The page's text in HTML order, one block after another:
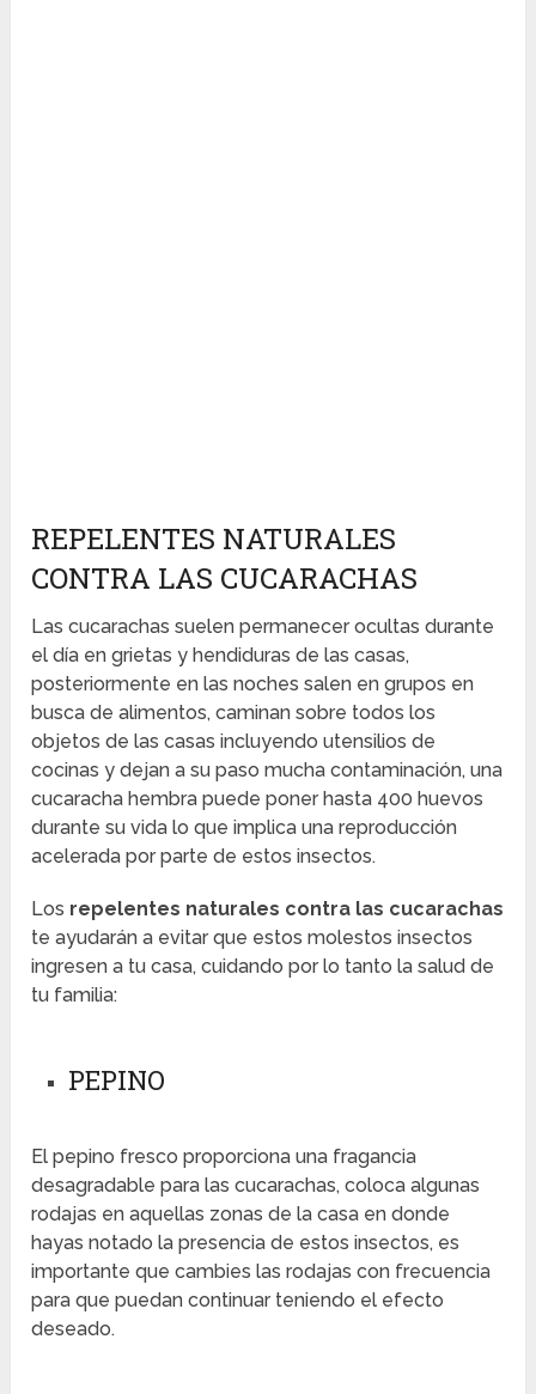
REPELENTES NATURALES
CONTRA LAS CUCARACHAS
Las cucarachas suelen permanecer ocultas durante
el día en grietas y hendiduras de las casas,
posteriormente en las noches salen en grupos en
busca de alimentos, caminan sobre todos los
objetos de las casas incluyendo utensilios de
cocinas y dejan a su paso mucha contaminación, una
cucaracha hembra puede poner hasta 400 huevos
durante su vida lo que implica una reproducción
acelerada por parte de estos insectos.
Los repelentes naturales contra las cucarachas
te ayudarán a evitar que estos molestos insectos
ingresen a tu casa, cuidando por lo tanto la salud de
tu familia:
PEPINO
El pepino fresco proporciona una fragancia
desagradable para las cucarachas, coloca algunas
rodajas en aquellas zonas de la casa en donde
hayas notado la presencia de estos insectos, es
importante que cambies las rodajas con frecuencia
para que puedan continuar teniendo el efecto
deseado.